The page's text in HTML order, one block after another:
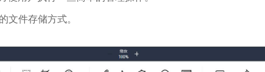
文件存储方式。